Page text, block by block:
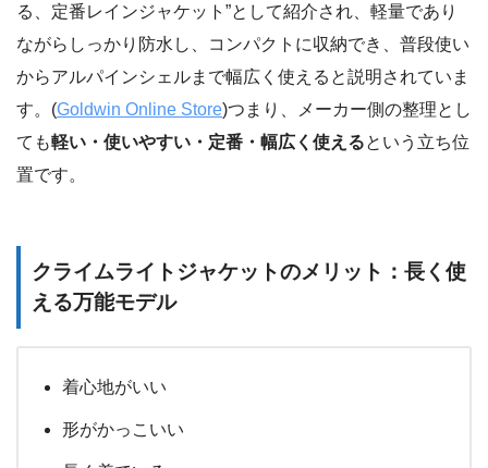
る、定番レインジャケット”として紹介され、軽量であり
ながらしっかり防水し、コンパクトに収納でき、普段使い
からアルパインシェルまで幅広く使えると説明されていま
す。(Goldwin Online Store)つまり、メーカー側の整理とし
ても軽い・使いやすい・定番・幅広く使えるという立ち位
置です。
クライムライトジャケットのメリット：長く使
える万能モデル
着心地がいい
形がかっこいい